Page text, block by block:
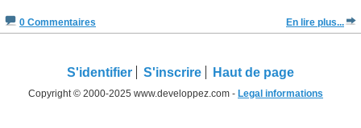
0 Commentaires En lire plus...
S'identifier S'inscrire Haut de page
Copyright © 2000-2025 www.developpez.com - Legal informations